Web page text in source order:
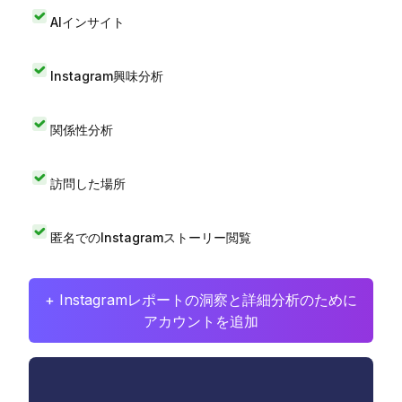
AIインサイト
Instagram興味分析
関係性分析
訪問した場所
匿名でのInstagramストーリー閲覧
+ Instagramレポートの洞察と詳細分析のために
アカウントを追加